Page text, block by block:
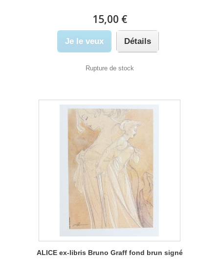
15,00 €
Je le veux Détails
Rupture de stock
ALICE ex-libris Bruno Graff fond brun signé